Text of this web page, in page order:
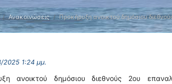
Ανακοινώσεις Προκήρυξη ανοικτού δημόσιου
2025 1:24 μμ.
ανοικτού δημόσιου διεθνούς 2ου